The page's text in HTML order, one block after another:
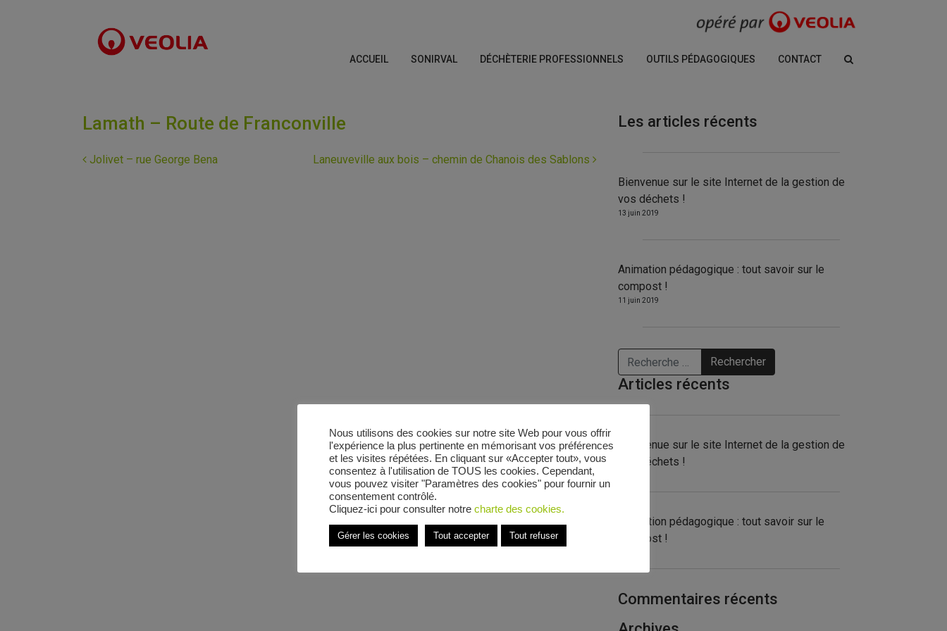
ACCUEIL SONIRVAL DÉCHÈTERIE PROFESSIONNELS OUTILS PÉDAGOGIQUES CONTACT
Lamath – Route de Franconville
Navigation
Jolivet – rue George Bena Laneuveville aux bois – chemin de Chanois des Sablons
Les articles récents
Bienvenue sur le site Internet de la gestion de
vos déchets !
13 juin 2019
Animation pédagogique : tout savoir sur le
compost !
11 juin 2019
Rechercher
Articles récents
Bienvenue sur le site Internet de la gestion de
vos déchets !
Animation pédagogique : tout savoir sur le
compost !
Commentaires récents
Nous utilisons des cookies sur notre site Web pour vous offrir
l'expérience la plus pertinente en mémorisant vos préférences
et les visites répétées. En cliquant sur «Accepter tout», vous
consentez à l'utilisation de TOUS les cookies. Cependant,
vous pouvez visiter "Paramètres des cookies" pour fournir un
consentement contrôlé.
Cliquez-ici pour consulter notre charte des cookies.
Gérer les cookies Tout accepter Tout refuser